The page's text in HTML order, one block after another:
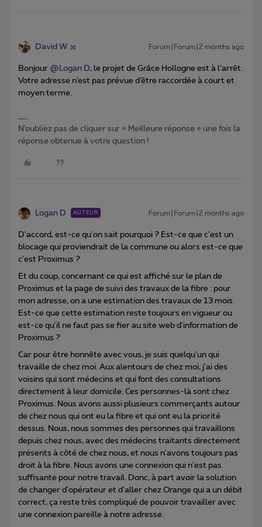
David W Forum|Forum|2 months ago
Bonjour ​ @Logan D, le projet de Grâce Hollogne est à l’arrêt.
Votre adresse n’est pas prévue d’être raccordée à court et
moyen terme.
N’oubliez pas de cliquer sur « Meilleure réponse » une fois la
réponse obtenue à votre question !
Logan D AUTEUR Forum|Forum|2 months ago
D'accord, est-ce qu'on sait pourquoi ? Est-ce que c'est un
blocage qui proviendrait de la commune ou alors est-ce que
c'est Proximus ?
Et du coup, concernant ce qui est affiché sur le plan de
Proximus et la page de suivi des travaux de la fibre : pour
mon adresse, on a une estimation des travaux de 13 mois.
Est-ce que cette estimation reste toujours en vigueur ou
est-ce qu'il ne faut pas se fier au site web d'information de
Proximus ?
Car pour être honnête avec vous, je suis quelqu'un qui
travaille de chez moi. Aux alentours de chez moi, j'ai des
voisins qui sont médecins et qui font des consultations
directement à leur domicile. Ces personnes-là sont chez
Proximus. Nous avons aussi plusieurs commerçants autour
de chez nous qui ont eu la fibre et qui ont eu la priorité
dessus. Nous, nous sommes des personnes qui travaillons
depuis chez nous, avec des médecins traitants directement
présents à côté de chez nous, et nous n'avons toujours pas
droit à la fibre. Nous avons une connexion qui n'est pas
suffisante pour notre travail. Donc, à part avoir la solution
de changer d'opérateur et d'aller chez Orange qui a un débit
correct, ça reste très compliqué de pouvoir travailler avec
une connexion pareille à notre adresse.